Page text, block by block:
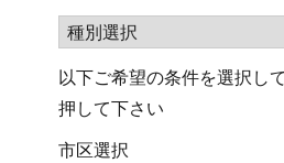
以下ご希望の条件を選択し
押して下さい
市区選択